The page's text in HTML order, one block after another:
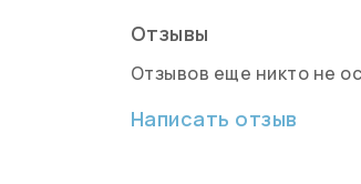
Отзывы
Отзывов еще никто не
Написать отзыв